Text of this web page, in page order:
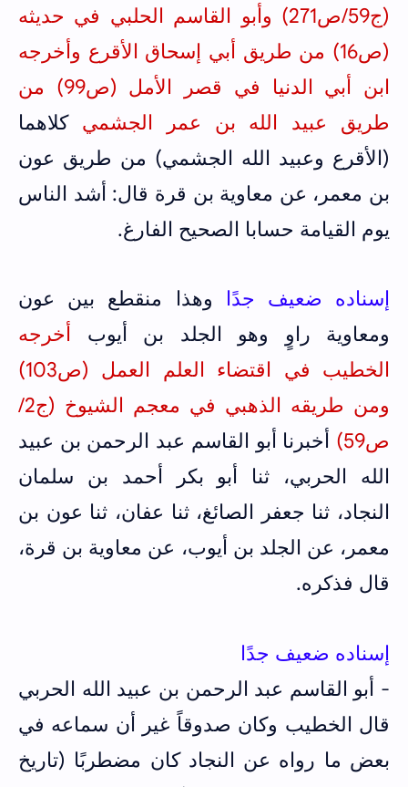
(ج59/ص271) وأبو القاسم الحلبي في حديثه
(ص16) من طريق أبي إسحاق الأقرع وأخرجه
ابن أبي الدنيا في قصر الأمل (ص99) من
طريق عبيد الله بن عمر الجشمي كلاهما
(الأقرع وعبيد الله الجشمي) من طريق عون
بن معمر، عن معاوية بن قرة قال: أشد الناس
يوم القيامة حسابا الصحيح الفارغ.
إسناده ضعيف جدًا وهذا منقطع بين عون
ومعاوية راوٍ وهو الجلد بن أيوب أخرجه
الخطيب في اقتضاء العلم العمل (ص103)
ومن طريقه الذهبي في معجم الشيوخ (ج2/
ص59)
أخبرنا أبو القاسم عبد الرحمن بن عبيد
الله الحربي، ثنا أبو بكر أحمد بن سلمان
النجاد، ثنا جعفر الصائغ، ثنا عفان، ثنا عون بن
معمر، عن الجلد بن أيوب، عن معاوية بن قرة،
قال فذكره.
إسناده ضعيف جدًا
- أبو القاسم عبد الرحمن بن عبيد الله الحربي
قال الخطيب وكان صدوقاً غير أن سماعه في
بعض ما رواه عن النجاد كان مضطربًا (تاريخ